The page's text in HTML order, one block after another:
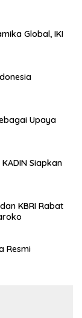
Global, IKI
Upaya
Siapkan
KBRI Rabat
Resmi